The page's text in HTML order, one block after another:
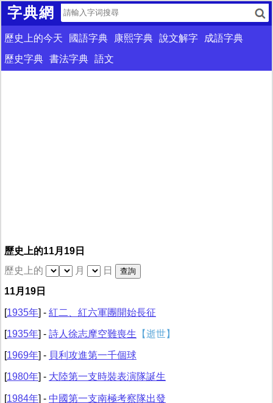
字典網
歷史上的今天 國語字典 康熙字典 說文解字
成語字典
歷史字典 書法字典 語文
歷史上的11月19日
歷史上的
月
日
11月19日
[1935年] - 紅二、紅六軍團開始長征
[1935年] - 詩人徐志摩空難喪生 【逝世】
[1969年] - 貝利攻進第一千個球
[1980年] - 大陸第一支時裝表演隊誕生
[1984年] - 中國第一支南極考察隊出發